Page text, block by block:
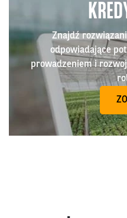
Znajdź
odpowiadające
prowadzeniem i